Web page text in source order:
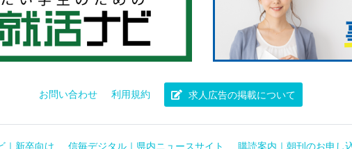
お問い合わせ 利用規約 求人広告の掲載について
｜新卒向け 信毎デジタル｜県内ニュースサイト 購読案内｜朝刊のお申し